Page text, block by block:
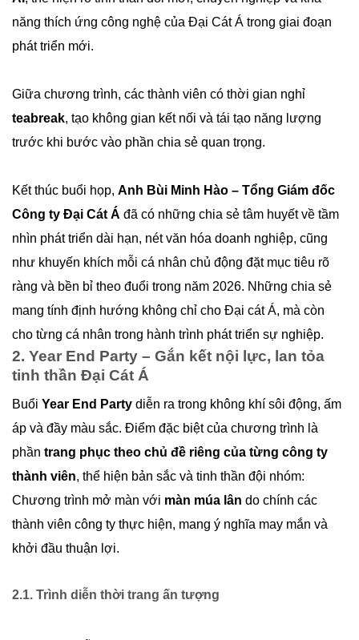
năng thích ứng công nghệ của Đại Cát Á trong giai đoạn
phát triển mới.
Giữa chương trình, các thành viên có thời gian nghỉ
teabreak, tạo không gian kết nối và tái tạo năng lượng
trước khi bước vào phần chia sẻ quan trọng.
Kết thúc buổi họp, Anh Bùi Minh Hào – Tổng Giám đốc
Công ty Đại Cát Á đã có những chia sẻ tâm huyết về tầm
nhìn phát triển dài hạn, nét văn hóa doanh nghiệp, cũng
như khuyến khích mỗi cá nhân chủ động đặt mục tiêu rõ
ràng và bền bỉ theo đuổi trong năm 2026. Những chia sẻ
mang tính định hướng không chỉ cho Đại cát Á, mà còn
cho từng cá nhân trong hành trình phát triển sự nghiệp.
2. Year End Party – Gắn kết nội lực, lan tỏa
tinh thần Đại Cát Á
Buổi Year End Party diễn ra trong không khí sôi động, ấm
áp và đầy màu sắc. Điểm đặc biệt của chương trình là
phần trang phục theo chủ đề riêng của từng công ty
thành viên, thể hiện bản sắc và tinh thần đội nhóm:
Chương trình mở màn với màn múa lân do chính các
thành viên công ty thực hiện, mang ý nghĩa may mắn và
khởi đầu thuận lợi.
2.1. Trình diễn thời trang ấn tượng